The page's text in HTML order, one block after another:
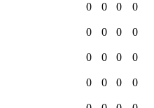
0 0 0 0
0 0 0 0
0 0 0 0
0 0 0 0